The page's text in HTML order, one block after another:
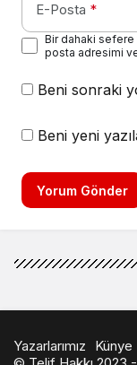
E-Posta *
Bir dahaki sefere
posta adresimi
Beni sonraki
Beni yeni
Yorum Gönder
Yazarlarımız Künye